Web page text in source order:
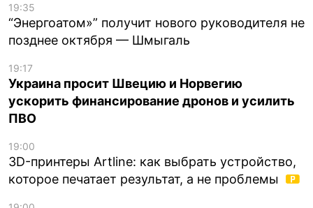
19:35
“Энергоатом»” получит нового руководителя не
позднее октября — Шмыгаль
19:17
Украина просит Швецию и Норвегию
ускорить финансирование дронов и усилить
ПВО
19:00
3D-принтеры Artline: как выбрать устройство,
которое печатает результат, а не проблемы